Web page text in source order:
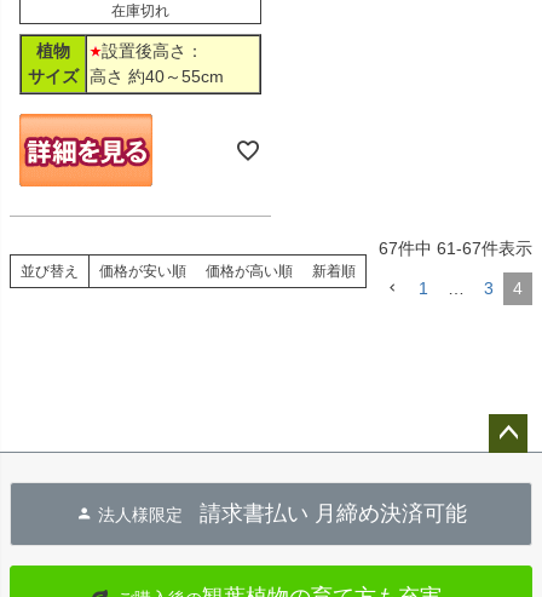
在庫切れ
植物
サイズ
設置後高さ：
高さ 約40～55cm
並び替え 価格が安い順 価格が高い順 新着順
67件中 61-67件表示
1 3 4
へ
法人様限定 請求書払い 月締め決済可能